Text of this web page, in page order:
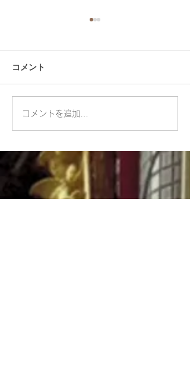
チャトチャック市場の近
くのショッピングモー
コメント
コメントを追加…